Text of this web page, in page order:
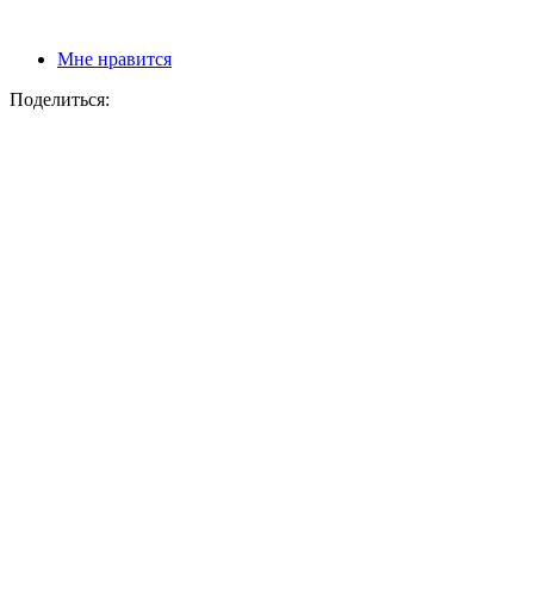
Мне нравится
Поделиться: